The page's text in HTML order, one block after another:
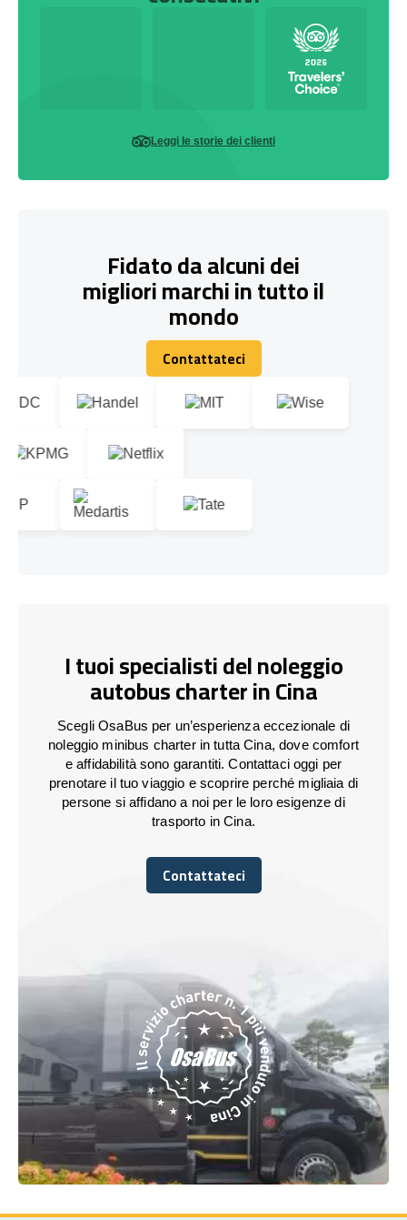
Leggi le storie dei clienti
Fidato da alcuni dei
migliori marchi in tutto il
mondo
Contattateci
Contattateci
I tuoi specialisti del noleggio
autobus charter in Cina
Scegli OsaBus per un’esperienza eccezionale di
noleggio minibus charter in tutta Cina, dove comfort
e affidabilità sono garantiti. Contattaci oggi per
prenotare il tuo viaggio e scoprire perché migliaia di
persone si affidano a noi per le loro esigenze di
trasporto in Cina.
Contattateci
Contattateci